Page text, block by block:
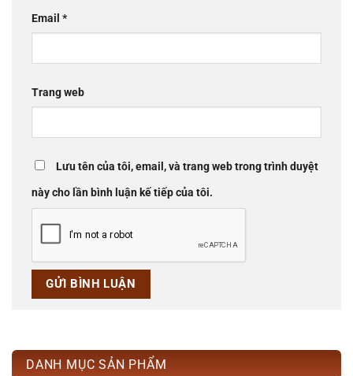
Email *
Trang web
Lưu tên của tôi, email, và trang web trong trình duyệt
này cho lần bình luận kế tiếp của tôi.
DANH MỤC SẢN PHẨM